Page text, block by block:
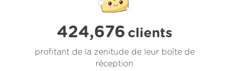
424,676 clients
profitant de la zenitude de leur boîte de
réception